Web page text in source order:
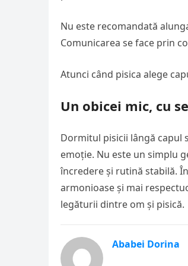
Nu este recomandată
Comunicarea se face prin
Atunci când pisica alege
Un obicei mic, cu
Dormitul pisicii lângă capul
emoție. Nu este un simplu
încredere și rutină stabilă.
armonioase și mai
legăturii dintre om și pisică.
Ababei Dorina